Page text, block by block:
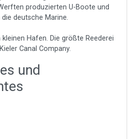
produzierten U-Boote und
deutsche Marine.
kleinen Hafen. Die größte Reederei
Canal Company.
und